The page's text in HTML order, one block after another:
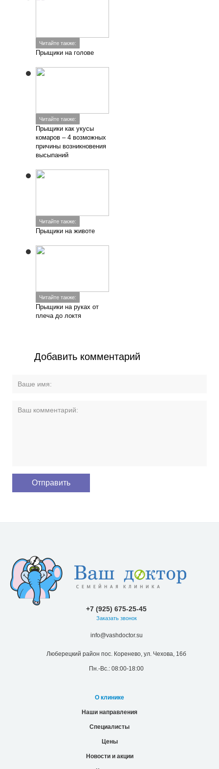
Читайте также:
Прыщики на голове
Читайте также:
Прыщики как укусы
комаров – 4 возможных
причины возникновения
высыпаний
Читайте также:
Прыщики на животе
Читайте также:
Прыщики на руках от
плеча до локтя
Добавить комментарий
+7 (925) 675-25-45
Заказать звонок
info@vashdoctor.su
Люберецкий район пос. Коренево, ул. Чехова, 16б
Пн.-Вс.: 08:00-18:00
О клинике
Наши направления
Специалисты
Цены
Новости и акции